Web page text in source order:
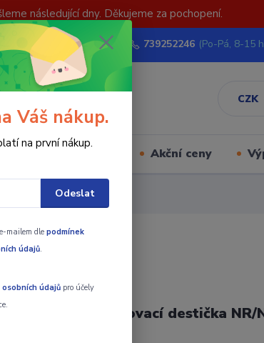
následující dny. Děkujeme za pochopení.
CZK
Nevíte si rady? Zavolejte. 739252246 (Po-Pá, 8-15
Ostatní Akční ceny
destička 16EN
Zapichovací destička NR/
Váš nákup.
na první nákup.
Odeslat
mailem dle podmínek
údajů.
osobních údajůpro účely